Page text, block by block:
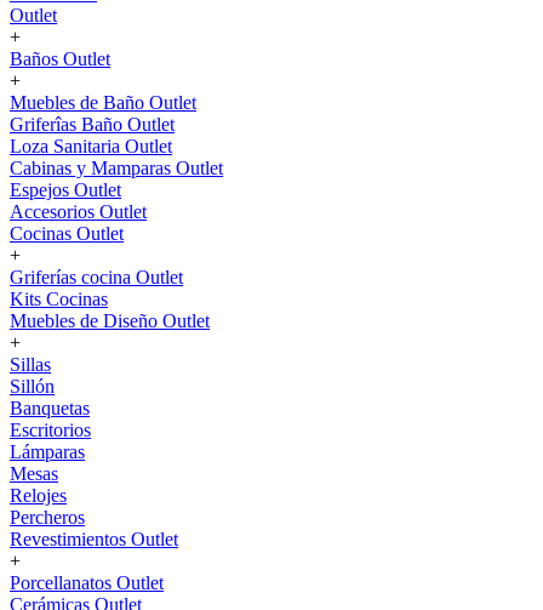
Outlet
+
Baños Outlet
+
Muebles de Baño Outlet
Griferîas Baño Outlet
Loza Sanitaria Outlet
Cabinas y Mamparas Outlet
Espejos Outlet
Accesorios Outlet
Cocinas Outlet
+
Griferías cocina Outlet
Kits Cocinas
Muebles de Diseño Outlet
+
Sillas
Sillón
Banquetas
Escritorios
Lámparas
Mesas
Relojes
Percheros
Revestimientos Outlet
+
Porcellanatos Outlet
Cerámicas Outlet